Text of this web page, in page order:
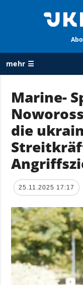
mehr ☰
ALLE
RUBRIKEN
Krieg
Wiederaufbau
der Ukraine
Politik
Wirtschaft
Militär
Gesellschaft
Kultur
Sport
Kriminalität
Marine-
die
25.11.2025 17:17